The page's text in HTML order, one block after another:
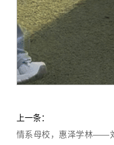
上一条：
情系母校，惠泽学林——